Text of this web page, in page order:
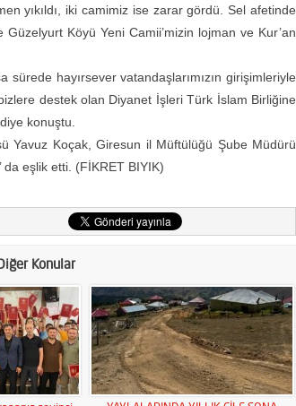
yıkıldı, iki camimiz ise zarar gördü. Sel afetinde
Köyü Yeni Camii’mizin lojman ve Kur’an
sürede hayırsever vatandaşlarımızın girişimleriyle
destek olan Diyanet İşleri Türk İslam Birliğine
konuştu.
Yavuz Koçak, Giresun il Müftülüğü Şube Müdürü
da eşlik etti. (FİKRET BIYIK)
Konular